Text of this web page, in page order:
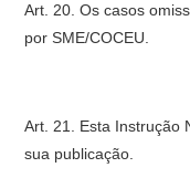
Art. 20. Os casos
por SME/COCEU.
Art. 21. Esta Instrução
sua publicação.